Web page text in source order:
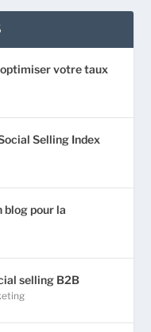
votre taux
Selling Index
blog pour la
selling B2B